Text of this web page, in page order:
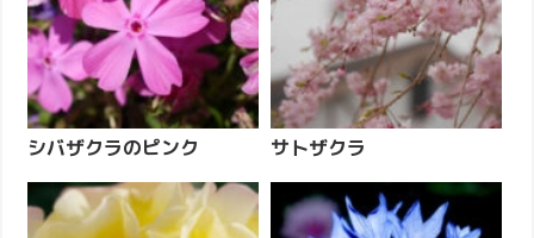
シバザクラのピンク サトザクラ